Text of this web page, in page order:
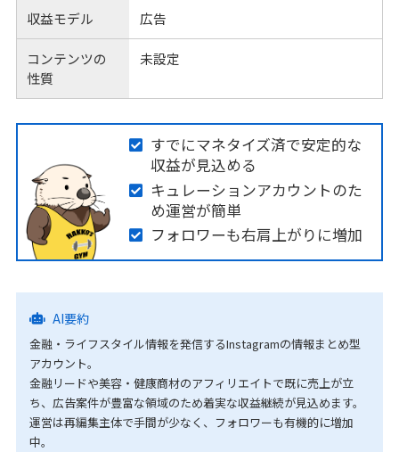
収益モデル 広告
コンテンツの
性質
未設定
すでにマネタイズ済で安定的な
収益が見込める
キュレーションアカウントのた
め運営が簡単
フォロワーも右肩上がりに増加
AI要約
金融・ライフスタイル情報を発信するInstagramの情報まとめ型
アカウント。
金融リードや美容・健康商材のアフィリエイトで既に売上が立
ち、広告案件が豊富な領域のため着実な収益継続が見込めます。
運営は再編集主体で手間が少なく、フォロワーも有機的に増加
中。